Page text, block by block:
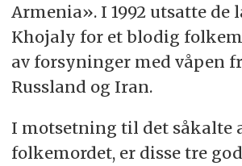
Armenia». I 1992 utsatte de
Khojaly for et blodig
av forsyninger med våpen
Russland og Iran.
I motsetning til det såkalte
folkemordet, er disse tre